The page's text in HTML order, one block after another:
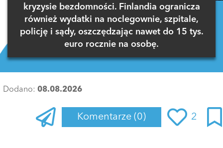
kryzysie bezdomności. Finlandia ogranicza
również wydatki na noclegownie, szpitale,
policję i sądy, oszczędzając nawet do 15 tys.
euro rocznie na osobę.
Dodano: 08.08.2026
Komentarze (0) 2